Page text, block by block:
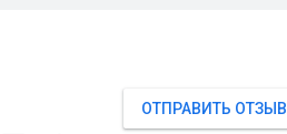
ОТПРАВИТЬ ОТЗЫВ